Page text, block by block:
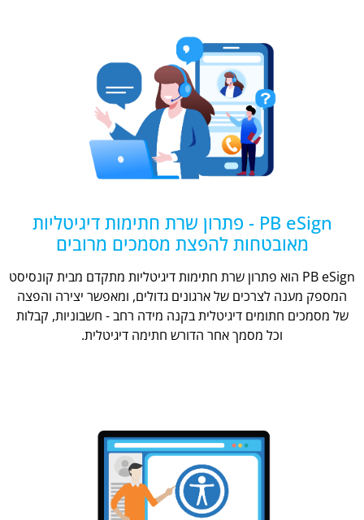
PB eSign - פתרון שרת חתימות דיגיטליות
מאובטחות להפצת מסמכים מרובים
PB eSign הוא פתרון שרת חתימות דיגיטליות מתקדם מבית קונסיסט
המספק מענה לצרכים של ארגונים גדולים, ומאפשר יצירה והפצה
של מסמכים חתומים דיגיטלית בקנה מידה רחב - חשבוניות, קבלות
וכל מסמך אחר הדורש חתימה דיגיטלית.